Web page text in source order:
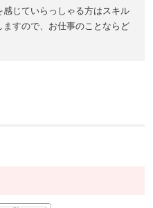
じていらっしゃる方はスキル
すので、お仕事のことならど